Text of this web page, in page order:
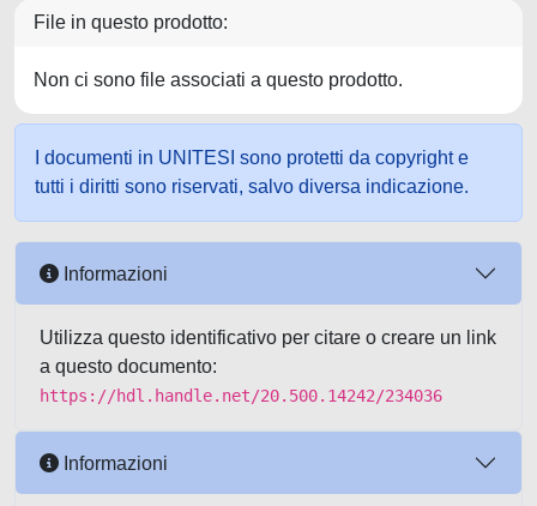
File in questo prodotto:
Non ci sono file associati a questo prodotto.
I documenti in UNITESI sono protetti da copyright e
tutti i diritti sono riservati, salvo diversa indicazione.
Informazioni
Utilizza questo identificativo per citare o creare un link
a questo documento:
https://hdl.handle.net/20.500.14242/234036
Informazioni